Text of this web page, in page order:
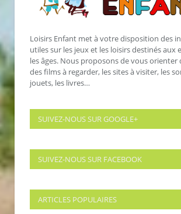
Loisirs Enfant met à votre disposition des
utiles sur les jeux et les loisirs destinés aux
les âges. Nous proposons de vous orienter
des films à regarder, les sites à visiter, les
jouets, les livres…
SUIVEZ-NOUS SUR GOOGLE+
SUIVEZ-NOUS SUR FACEBOOK
ARTICLES POPULAIRES